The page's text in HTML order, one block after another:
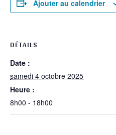
Ajouter au calendrier
DÉTAILS
Date :
samedi 4 octobre 2025
Heure :
8h00 - 18h00